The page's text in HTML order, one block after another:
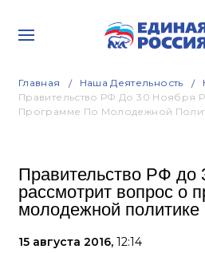
Главная Наша Деятельность
Правительство РФ До 30 Ноября
Программе По Молодежной
Правительство РФ до
рассмотрит вопрос о
молодежной политике
15 августа 2016, 12:14